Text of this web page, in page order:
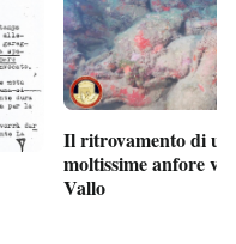
Il ritrovamento di
moltissime anfore
Vallo